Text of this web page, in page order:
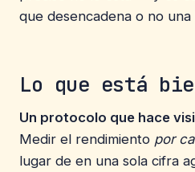
que desencadena o no una
Lo que está
Un protocolo que hace
Medir el rendimiento por
lugar de en una sola cifra